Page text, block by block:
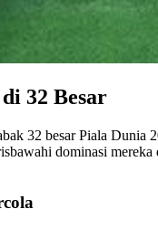
32 Besar
32 besar Piala
dominasi